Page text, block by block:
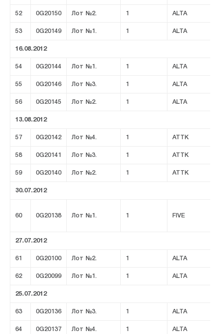
52 0G20150 Лот №2. 1 ALTA
53 0G20149 Лот №1. 1 ALTA
16.08.2012
54 0G20144 Лот №1. 1 ALTA
55 0G20146 Лот №3. 1 ALTA
56 0G20145 Лот №2. 1 ALTA
13.08.2012
57 0G20142 Лот №4. 1 ATTK
58 0G20141 Лот №3. 1 ATTK
59 0G20140 Лот №2. 1 ATTK
30.07.2012
60 0G20138 Лот №1. 1 FIVE
27.07.2012
61 0G20100 Лот №2. 1 ALTA
62 0G20099 Лот №1. 1 ALTA
25.07.2012
63 0G20136 Лот №3. 1 ALTA
64 0G20137 Лот №4. 1 ALTA